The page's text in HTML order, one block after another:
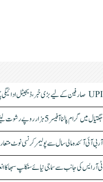
UPI صارفین کے لیے بڑی خبر، ڈیجیٹل ادائیگی پہلے کی طرح مفت رہے گی
جگتیال میں گرام پالنا آفیسر 5 ہزار روپے رشوت لیتے ہوئے گرفتار
آر بی آئی آئندہ مالی سال سے پولیمر کرنسی نوٹ
ٹی آر ایس کی جانب سے سماجی نیائے سنکلپ سبھا کا